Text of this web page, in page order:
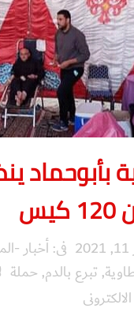
بأبوحماد
فى:أخبار -
, تبرع بالدم, حملة